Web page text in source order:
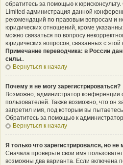
обратитесь за помощью к
Limited администрация данной
рекомендаций по правовым вопросам и
юридических отношений, кроме
можно связаться по вопросу
юридических вопросов, связанных с
Примечание переводчика: в России
силы..
Вернуться к началу
Почему я не могу зарегистрироваться?
Возможно, администратор конференции
пользователей. Также возможно, что он
запретил имя, под которым вы пытаетесь
Обратитесь за помощью к
Вернуться к началу
Я только что зарегистрировался, но не
Сначала проверьте свои имя
возможны два варианта. Если включена